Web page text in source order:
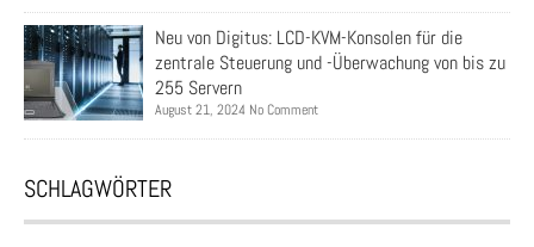
Neu von Digitus: LCD-KVM-Konsolen für die
zentrale Steuerung und -Überwachung von bis zu
255 Servern
August 21, 2024 No Comment
SCHLAGWÖRTER